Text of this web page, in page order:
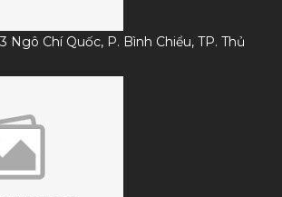
Ngô Chí Quốc, P. Bình Chiểu, TP. Thủ